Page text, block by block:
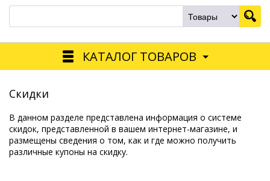
КАТАЛОГ ТОВАРОВ
Скидки
В данном разделе представлена информация о системе
скидок, представленной в вашем интернет-магазине, и
размещены сведения о том, как и где можно получить
различные купоны на скидку.